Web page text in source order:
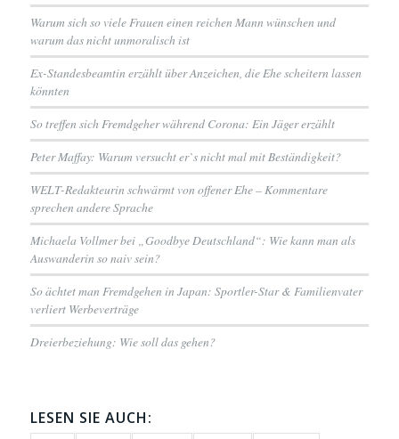
Warum sich so viele Frauen einen reichen Mann wünschen und
warum das nicht unmoralisch ist
Ex-Standesbeamtin erzählt über Anzeichen, die Ehe scheitern lassen
könnten
So treffen sich Fremdgeher während Corona: Ein Jäger erzählt
Peter Maffay: Warum versucht er`s nicht mal mit Beständigkeit?
WELT-Redakteurin schwärmt von offener Ehe – Kommentare
sprechen andere Sprache
Michaela Vollmer bei „Goodbye Deutschland“: Wie kann man als
Auswanderin so naiv sein?
So ächtet man Fremdgehen in Japan: Sportler-Star & Familienvater
verliert Werbeverträge
Dreierbeziehung: Wie soll das gehen?
LESEN SIE AUCH: